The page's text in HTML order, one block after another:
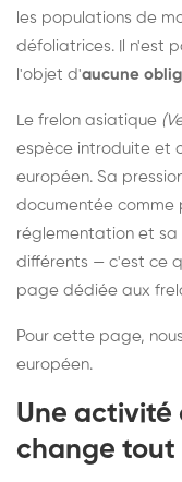
les populations de
défoliatrices. Il n'est
l'objet d'aucune
Le frelon asiatique
espèce introduite et
européen. Sa
documentée comme
réglementation et
différents — c'est ce
page dédiée aux
Pour cette page,
européen.
Une activité
change tout